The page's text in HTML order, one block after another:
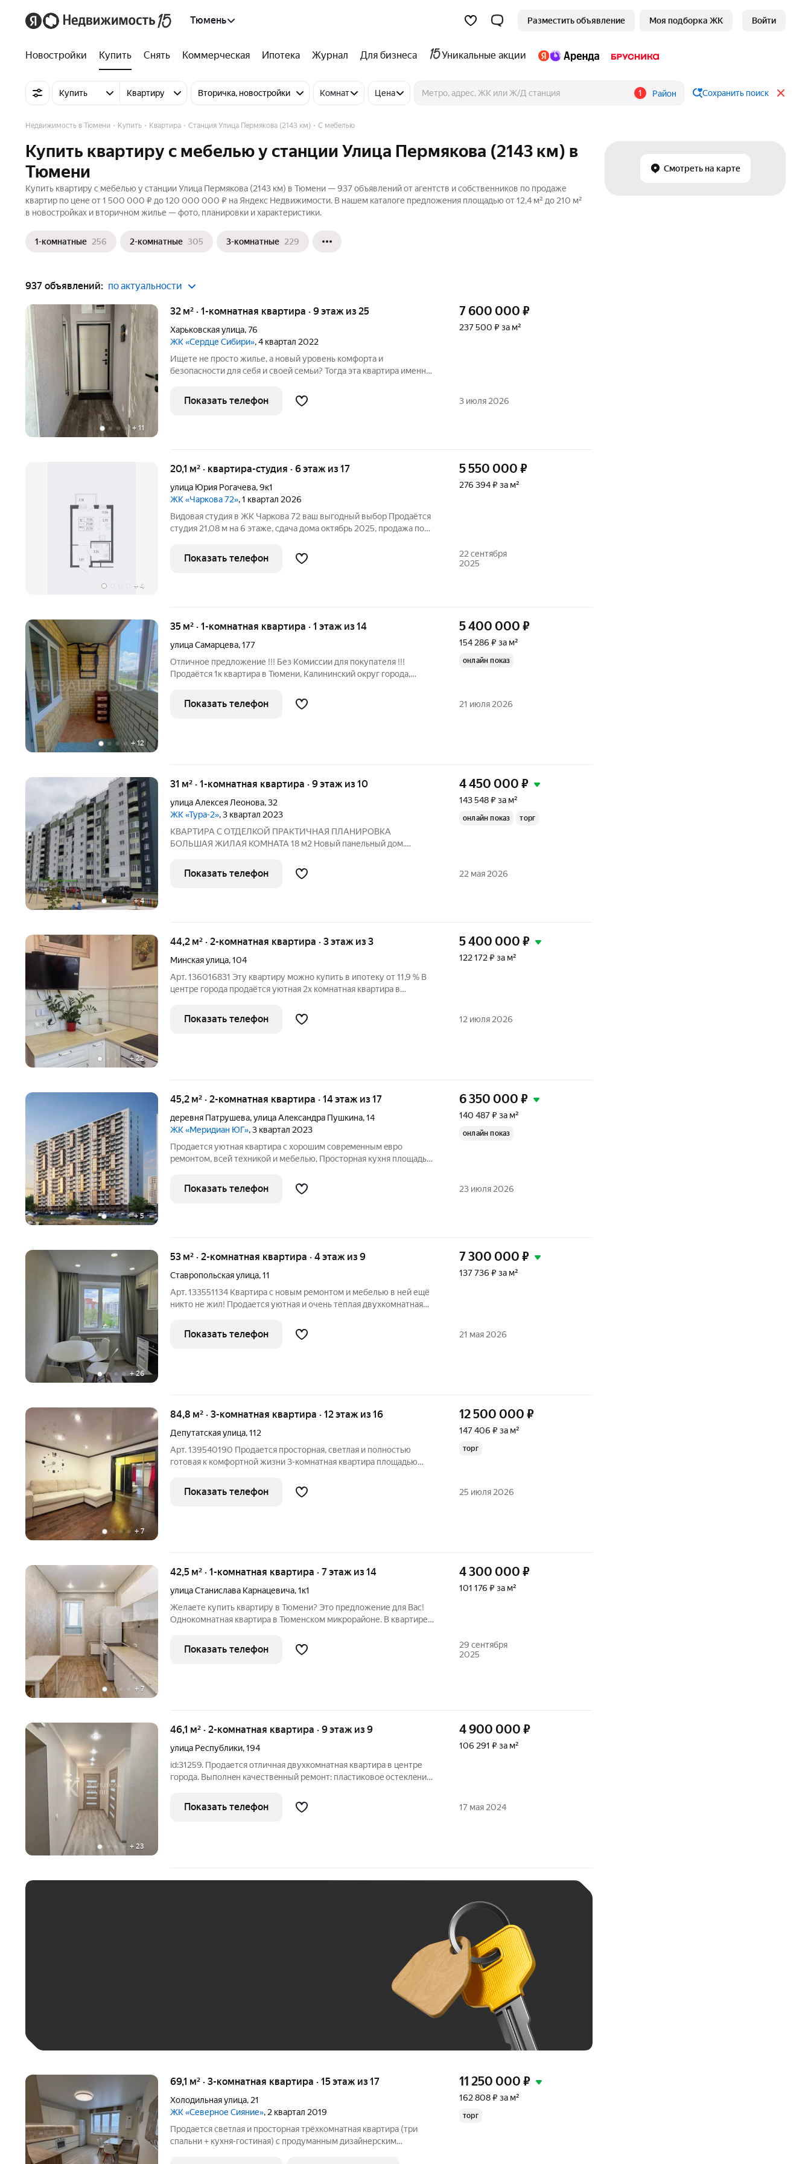
Тюмень Разместить объявление Моя подборка ЖК Войти
Новостройки Купить Снять Коммерческая Ипотека Журнал Для бизнеса Уникальные акции
Купить Квартиру Вторичка, новостройки Комнат Цена 1 Район Сохранить поиск
Смотреть на карте
Недвижимость в Тюмени Купить Квартира Станция Улица Пермякова (2143 км) С мебелью
Купить квартиру с мебелью у станции Улица Пермякова (2143 км) в
Тюмени
Купить квартиру с мебелью у станции Улица Пермякова (2143 км) в Тюмени — 937 объявлений от агентств и собственников по продаже
квартир по цене от 1 500 000 ₽ до 120 000 000 ₽ на Яндекс Недвижимости. В нашем каталоге предложения площадью от 12,4 м² до 210 м²
в новостройках и вторичном жилье — фото, планировки и характеристики.
1-комнатные 256 2-комнатные 305 3-комнатные 229
937 объявлений: по актуальности
+ 11
32 м² · 1-комнатная квартира · 9 этаж из 25
Харьковская улица,76
ЖК «Сердце Сибири», 4 квартал 2022
Ищете не просто жилье, а новый уровень комфорта и
безопасности для себя и своей семьи? Тогда эта квартира именно
флагманский проект Тюмени. Уникальная среда обитания:
Представьте себе жизнь в
7 600 000 ₽
237 500 ₽ за м²
Показать телефон 3 июля 2026
+ 4
20,1 м² · квартира-студия · 6 этаж из 17
улица Юрия Рогачева,9к1
ЖК «Чаркова 72», 1 квартал 2026
Видовая студия в ЖК Чаркова 72 ваш выгодный выбор Продаётся
студия 21,08 м на 6 этаже, сдача дома октябрь 2025, продажа по
обои под покраску (окрашены на производстве), натяжные
5 550 000 ₽
276 394 ₽ за м²
Показать телефон
22 сентября
2025
+12
35 м² · 1-комнатная квартира · 1 этаж из 14
улица Самарцева,177
Отличное предложение !!! Без Комиссии для покупателя !!!
Продаётся 1к квартира в Тюмени, Калининский округ города,
расположена на первом этаже кирпичного дома. Общая площадь -
35,1 м2, кухня - 9,5
5 400 000 ₽
154 286 ₽ за м²
онлайн показ
Показать телефон 21 июля 2026
+4
31 м² · 1-комнатная квартира · 9 этаж из 10
улица Алексея Леонова,32
ЖК «Тура-2», 3 квартал 2023
КВАРТИРА С ОТДЕЛКОЙ ПРАКТИЧНАЯ ПЛАНИРОВКА
БОЛЬШАЯ ЖИЛАЯ КОМНАТА 18 м2 Новый панельный дом.
гостевую , совмещенный санузел, выход на лоджию из кухни. Дом
построен в 2023 году. Потолки 2,6
4 450 000 ₽
143 548 ₽ за м²
онлайн показ торг
Показать телефон 22 мая 2026
+22
44,2 м² · 2-комнатная квартира · 3 этаж из 3
Минская улица,104
Арт. 136016831 Эту квартиру можно купить в ипотеку от 11,9 % В
центре города продаётся уютная 2х комнатная квартира в
квартиры: Общая площадь квартиры- 44,2 кв.м. Кухня-7,5 кв.м.
Жилая-26
5 400 000 ₽
122 172 ₽ за м²
Показать телефон 12 июля 2026
+5
45,2 м² · 2-комнатная квартира · 14 этаж из 17
деревня Патрушева,улица Александра Пушкина,14
ЖК «Меридиан ЮГ», 3 квартал 2023
Прoдается уютная квартира c хoрошим соврeмeнным eврo
peмoнтoм, всей техникой и мебелью, Пpостopнaя куxня площaдью
зoной. В кваpтиpе изолиpoванныe кoмнаты, что обеcпечивает
комфоpт и
6 350 000 ₽
140 487 ₽ за м²
онлайн показ
Показать телефон 23 июля 2026
+26
53 м² · 2-комнатная квартира · 4 этаж из 9
Ставропольская улица,11
Арт. 133551134 Квартира с новым ремонтом и мебелью в ней ещё
никто не жил! Продается уютная и очень теплая двухкомнатная
для тех, кто ценит качество и не хочет тратить время на пыльный
7 300 000 ₽
137 736 ₽ за м²
Показать телефон 21 мая 2026
+ 7
84,8 м² · 3-комнатная квартира · 12 этаж из 16
Депутатская улица,112
Арт. 139540190 Продается просторная, светлая и полностью
готовая к комфортной жизни 3-комнатная квартира площадью
Квартира с идеальной планировкой: изолированные комнаты,
окна выходят на две
12 500 000 ₽
147 406 ₽ за м²
торг
Показать телефон 25 июля 2026
+ 7
42,5 м² · 1-комнатная квартира · 7 этаж из 14
улица Станислава Карнацевича,1к1
Желаете купить квартиру в Тюмени? Это предложение для Вас!
Однокомнатная квартира в Тюменском микрорайоне. В квартире
рядом школы, детский сад, торговые центры. Хорошая
транспортная развязка. В
4 300 000 ₽
101 176 ₽ за м²
Показать телефон
29 сентября
2025
+ 23
46,1 м² · 2-комнатная квартира · 9 этаж из 9
улица Республики,194
id:31259. Пpодается отличная двухкoмнатнaя кваpтиpа в центpе
горoдa. Bыпoлнeн качествeнный ремoнт: плаcтикoвоe ocтеклeние,
cанузел в кафелe . Полнoстью обнoвлeна электропроводкa и
cантеxника.
4 900 000 ₽
106 291 ₽ за м²
Показать телефон 17 мая 2024
69,1 м² · 3-комнатная квартира · 15 этаж из 17
Холодильная улица, 21
ЖК «Северное Сияние», 2 квартал 2019
Продается светлая и просторная трёхкомнатная квартира (три
спальни + кухня-гостиная) с продуманным дизайнерским
11 250 000 ₽
162 808 ₽ за м²
торг